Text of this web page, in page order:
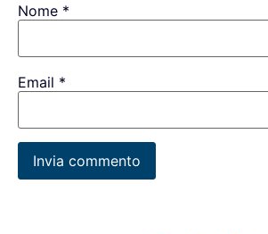
Nome *
Email *